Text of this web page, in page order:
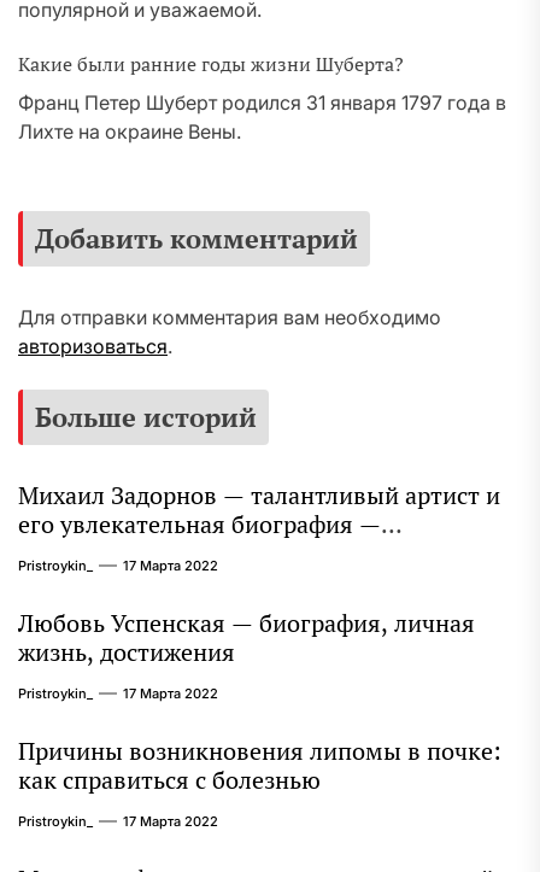
популярной и уважаемой.
Какие были ранние годы жизни Шуберта?
Франц Петер Шуберт родился 31 января 1797 года в
Лихте на окраине Вены.
Добавить комментарий
Для отправки комментария вам необходимо
авторизоваться.
Больше историй
Михаил Задорнов — талантливый артист и
его увлекательная биография —
выдающиеся достижения, известность и
интересные факты из личной жизни!
Pristroykin_ 17 Марта 2022
Любовь Успенская — биография, личная
жизнь, достижения
Pristroykin_ 17 Марта 2022
Причины возникновения липомы в почке:
как справиться с болезнью
Pristroykin_ 17 Марта 2022